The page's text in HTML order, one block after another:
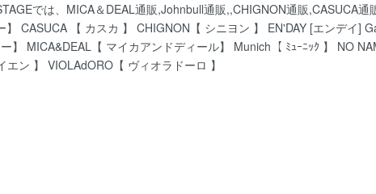
では、MICA＆DEAL通販,Johnbull通販,,CHIGNON通販,CASUCA
CASUCA 【 カスカ 】 CHIGNON【 シニヨン 】 EN'DAY [エンデイ]
MICA&DEAL【 マイカアンドディール】 Munich【 ﾐｭｰﾆｯｸ 】 NO
ン 】 VIOLAdORO【 ヴィオラドーロ 】